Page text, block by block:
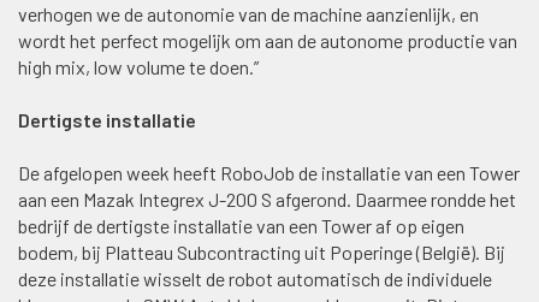
verhogen we de autonomie van de machine aanzienlijk, en
wordt het perfect mogelijk om aan de autonome productie van
high mix, low volume te doen.”
Dertigste installatie
De afgelopen week heeft RoboJob de installatie van een Tower
aan een Mazak Integrex J-200 S afgerond. Daarmee rondde het
bedrijf de dertigste installatie van een Tower af op eigen
bodem, bij Platteau Subcontracting uit Poperinge (België). Bij
deze installatie wisselt de robot automatisch de individuele